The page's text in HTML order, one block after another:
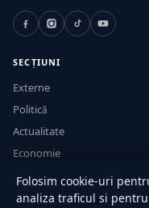
SECȚIUNI
Externe
Politică
Actualitate
Economie
Sănătate
Utile
Folosim cookie-uri
analiza traficul si